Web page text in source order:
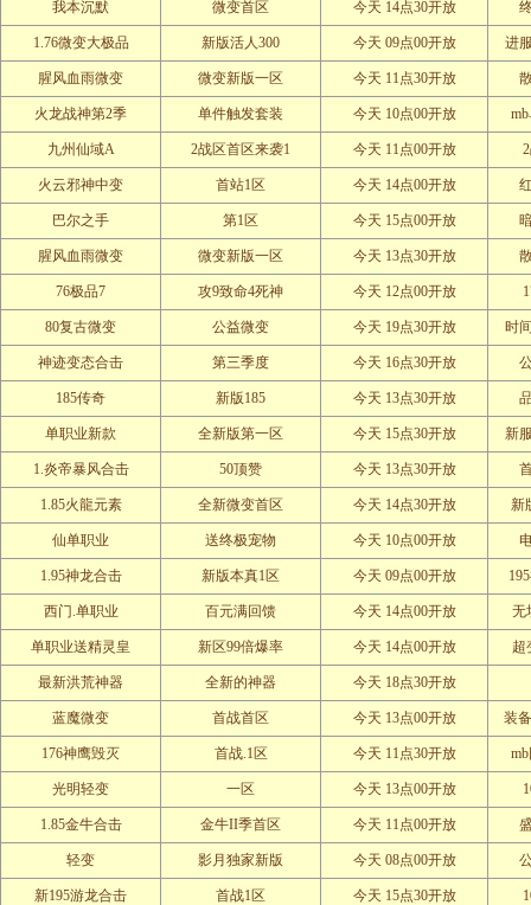
我本沉默 微变首区 今天 14点30开放
1.76微变大极品 新版活人300 今天 09点00开放 进
腥风血雨微变 微变新版一区 今天 11点30开放
火龙战神第2季 单件触发套装 今天 10点00开放
九州仙域A 2战区首区来袭1 今天 11点00开放
火云邪神中变 首站1区 今天 14点00开放
巴尔之手 第1区 今天 15点00开放
腥风血雨微变 微变新版一区 今天 13点30开放
76极品7 攻9致命4死神 今天 12点00开放
80复古微变 公益微变 今天 19点30开放 时
神迹变态合击 第三季度 今天 16点30开放
185传奇 新版185 今天 13点30开放
单职业新款 全新版第一区 今天 15点30开放 新
1.炎帝暴风合击 50顶赞 今天 13点30开放
1.85火龍元素 全新微变首区 今天 14点30开放 新
仙单职业 送终极宠物 今天 10点00开放
1.95神龙合击 新版本真1区 今天 09点00开放
西门.单职业 百元满回馈 今天 14点00开放 无
单职业送精灵皇 新区99倍爆率 今天 14点00开放 超
最新洪荒神器 全新的神器 今天 18点30开放
蓝魔微变 首战首区 今天 13点00开放 装
176神鹰毁灭 首战.1区 今天 11点30开放
光明轻变 一区 今天 13点00开放
1.85金牛合击 金牛II季首区 今天 11点00开放
轻变 影月独家新版 今天 08点00开放
新195游龙合击 首战1区 今天 15点30开放